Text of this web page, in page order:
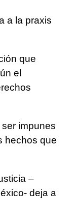
a la praxis
que
el
impunes
hechos que
–
deja a